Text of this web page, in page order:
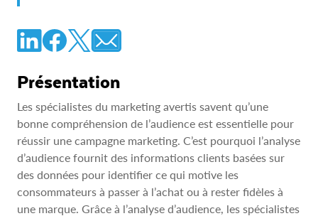
Présentation
Les spécialistes du marketing avertis savent qu’une
bonne compréhension de l’audience est essentielle pour
réussir une campagne marketing. C’est pourquoi l’analyse
d’audience fournit des informations clients basées sur
des données pour identifier ce qui motive les
consommateurs à passer à l’achat ou à rester fidèles à
une marque. Grâce à l’analyse d’audience, les spécialistes